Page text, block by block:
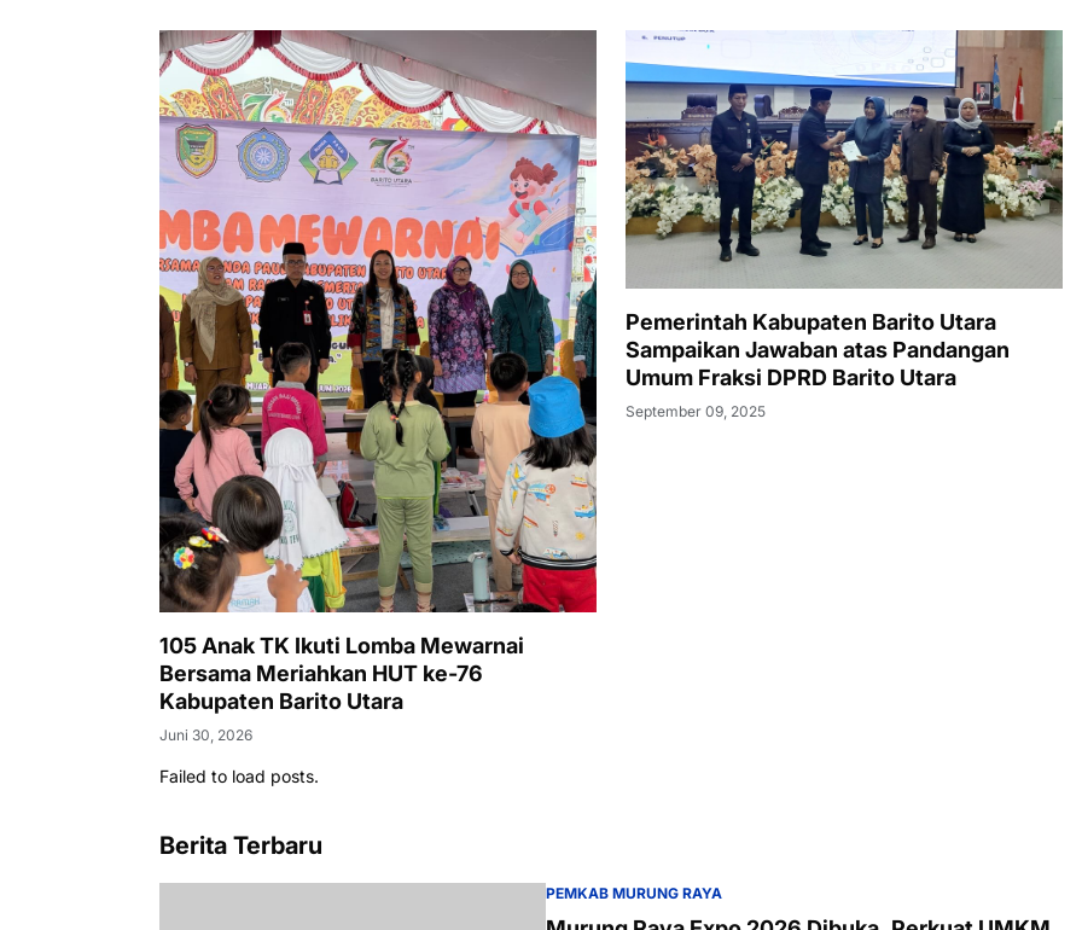
105 Anak TK Ikuti Lomba Mewarnai
Bersama Meriahkan HUT ke-76
Kabupaten Barito Utara
Juni 30, 2026
Pemerintah Kabupaten Barito Utara
Sampaikan Jawaban atas Pandangan
Umum Fraksi DPRD Barito Utara
September 09, 2025
Failed to load posts.
Berita Terbaru
PEMKAB MURUNG RAYA